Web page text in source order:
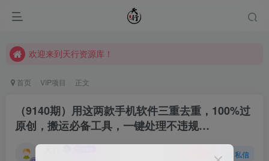
欢迎来到天行资源库！
首页 VIP项目 正文
（9140期）用这两款手机软件三重去重，100%过
原创，搬运必备工具，一键处理不违规…
私信